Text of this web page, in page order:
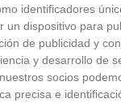
identificadores
un dispositivo para
de publicidad y
y desarrollo de
socios
precisa e